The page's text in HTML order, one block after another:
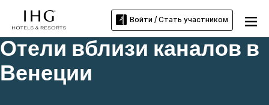
Войти / Стать участником
Отели вблизи каналов в
Венеции